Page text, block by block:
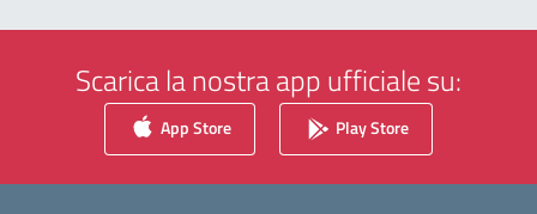
Scarica la nostra app ufficiale su:
App Store Play Store